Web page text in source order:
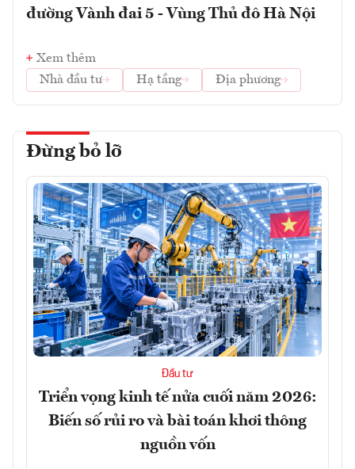
đường Vành đai 5 - Vùng Thủ đô Hà Nội
Xem thêm
Nhà đầu tư
Hạ tầng Địa phương
Đừng bỏ lỡ
Đầu tư
Triển vọng kinh tế nửa cuối năm 2026:
Biến số rủi ro và bài toán khơi thông
nguồn vốn